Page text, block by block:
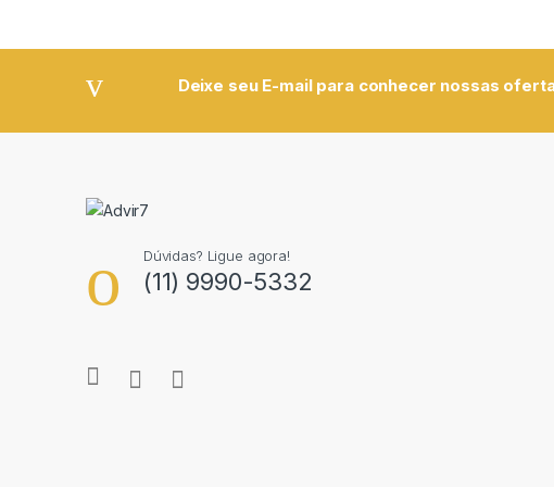
Deixe seu E-mail para conhecer nossas
Dúvidas? Ligue agora!
(11) 9990-5332